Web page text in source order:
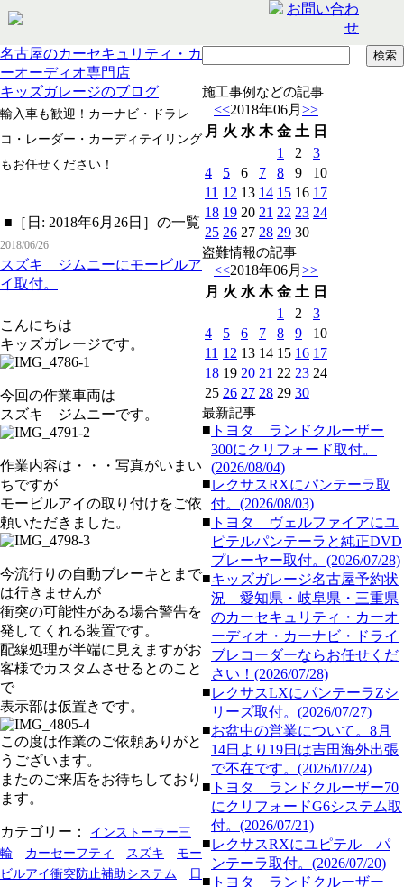
名古屋のカーセキュリティ・カ
ーオーディオ専門店
キッズガレージのブログ
輸入車も歓迎！カーナビ・ドラレ
コ・レーダー・カーディテイリング
もお任せください！
■［日: 2018年6月26日］の一覧
2018/06/26
スズキ ジムニーにモービルア
イ取付。
こんにちは
キッズガレージです。
今回の作業車両は
スズキ ジムニーです。
作業内容は・・・写真がいまい
ちですが
モービルアイの取り付けをご依
頼いただきました。
今流行りの自動ブレーキとまで
は行きませんが
衝突の可能性がある場合警告を
発してくれる装置です。
配線処理が半端に見えますがお
客様でカスタムさせるとのこと
で
表示部は仮置きです。
この度は作業のご依頼ありがと
うございます。
またのご来店をお待ちしており
ます。
カテゴリー：
インストーラー三
輪
カーセーフティ スズキ
モー
ビルアイ衝突防止補助システム
日
施工事例などの記事
<<2018年06月 >>
月 火 水 木 金 土 日
1
2
3
4
5 6 7 8 9
10
11 12 13 14 15 16 17
18 19 20 21 22 23 24
25 26 27 28 29 30
盗難情報の記事
<<2018年06月 >>
月 火 水 木 金 土 日
1
2
3
4
5 6 7 8 9
10
11 12 13 14 15 16 17
18 19 20 21 22 23 24
25 26 27 28 29 30
最新記事
■ トヨタ ランドクルーザー
300にクリフォード取付。
(2026/08/04)
■レクサスRXにパンテーラ取
付。(2026/08/03)
■ トヨタ ヴェルファイアにユ
ピテルパンテーラと純正DVD
プレーヤー取付。(2026/07/28)
■キッズガレージ名古屋予約状
況 愛知県・岐阜県・三重県
のカーセキュリティ・カーオ
ーディオ・カーナビ・ドライ
ブレコーダーならお任せくだ
さい！(2026/07/28)
■レクサスLXにパンテーラZシ
リーズ取付。(2026/07/27)
■お盆中の営業について。8月
14日より19日は吉田海外出張
で不在です。(2026/07/24)
■ トヨタ ランドクルーザー70
にクリフォードG6システム取
付。(2026/07/21)
■レクサスRXにユピテル パ
ンテーラ取付。(2026/07/20)
■ トヨタ ランドクルーザー